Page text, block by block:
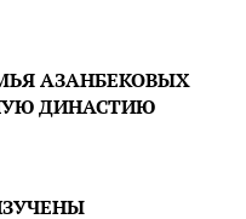
АЗАНБЕКОВЫХ
ДИНАСТИЮ